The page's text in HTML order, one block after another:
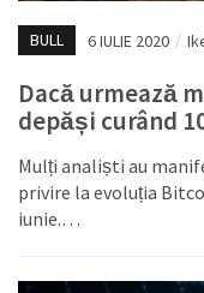
BULL 6 IULIE 2020 /
Dacă urmează
depăși curând
Mulți analiști au
privire la evoluția
iunie.…